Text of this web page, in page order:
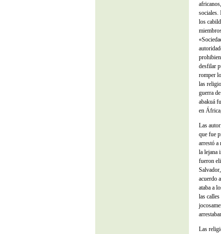
sociales.
los
desfilar
romper
las
guerra
abakuá
en
Las
que fue
arrestó a
la lejana
fueron
acuerdo
ataba a
las
Las